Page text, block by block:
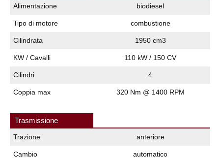
Alimentazione biodiesel
Tipo di motore combustione
Cilindrata 1950 cm3
KW / Cavalli 110 kW / 150 CV
Cilindri 4
Coppia max 320 Nm @ 1400 RPM
Trasmissione
Trazione anteriore
Cambio automatico